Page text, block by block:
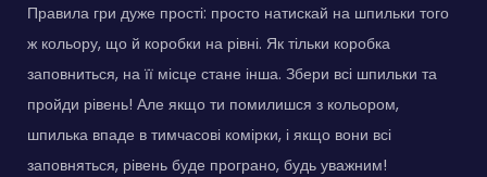
Правила гри дуже прості: просто натискай на шпильки того
ж кольору, що й коробки на рівні. Як тільки коробка
заповниться, на її місце стане інша. Збери всі шпильки та
пройди рівень! Але якщо ти помилишся з кольором,
шпилька впаде в тимчасові комірки, і якщо вони всі
заповняться, рівень буде програно, будь уважним!